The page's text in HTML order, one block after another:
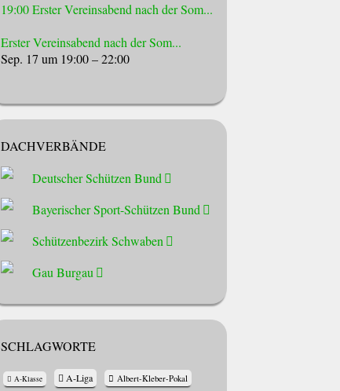
19:00Erster Vereinsabend nach der Som...
Erster Vereinsabend nach der Som...
Sep. 17 um 19:00 – 22:00
DACHVERBÄNDE
Deutscher Schützen Bund
Bayerischer Sport-Schützen Bund
Schützenbezirk Schwaben
Gau Burgau
SCHLAGWORTE
A-Klasse A-Liga Albert-Kleber-Pokal